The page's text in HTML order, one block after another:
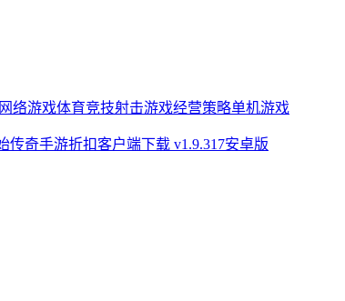
网络游戏体育竞技射击游戏经营策略单机游戏